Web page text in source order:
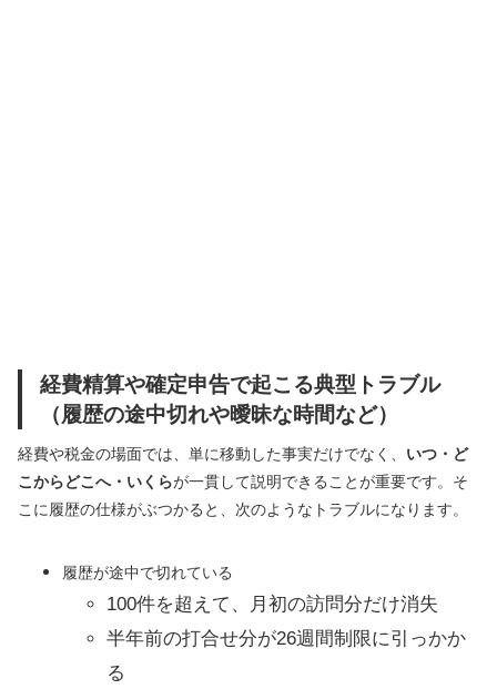
経費精算や確定申告で起こる典型トラブル
（履歴の途中切れや曖昧な時間など）
経費や税金の場面では、単に移動した事実だけでなく、 いつ・ど
こからどこへ・いくらが一貫して説明できることが重要です。そ
こに履歴の仕様がぶつかると、次のようなトラブルになります。
履歴が途中で切れている
100件を超えて、月初の訪問分だけ消失
半年前の打合せ分が26週間制限に引っかか
る